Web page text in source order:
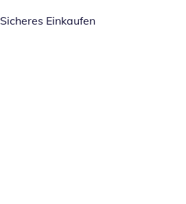
Sicheres Einkaufen